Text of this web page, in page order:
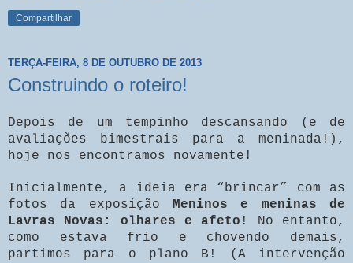
Compartilhar
TERÇA-FEIRA, 8 DE OUTUBRO DE 2013
Construindo o roteiro!
Depois de um tempinho descansando (e de
avaliações bimestrais para a meninada!),
hoje nos encontramos novamente!
Inicialmente, a ideia era “brincar” com as
fotos da exposição Meninos e meninas de
Lavras Novas: olhares e afeto ! No entanto,
como estava frio e chovendo demais,
partimos para o plano B! (A intervenção